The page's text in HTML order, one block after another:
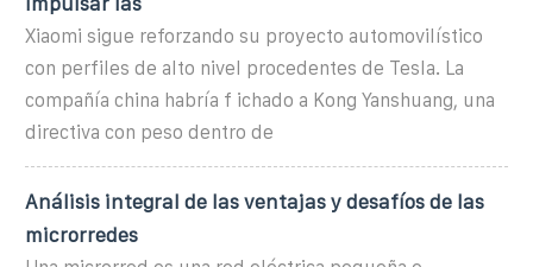
Xiaomi sigue reforzando su proyecto automovilístico
con perfiles de alto nivel procedentes de Tesla. La
compañía china habría f ichado a Kong Yanshuang, una
directiva con peso dentro de
Análisis integral de las ventajas y desafíos de las
microrredes